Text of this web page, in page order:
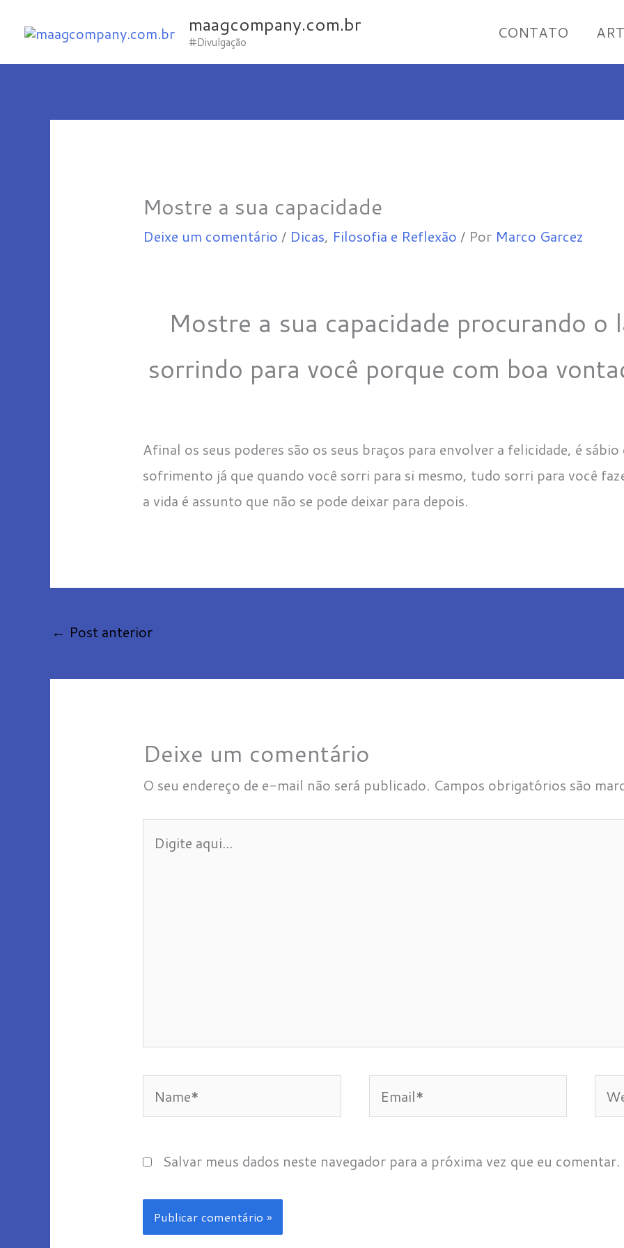
para
o
maagcompany.com.br
#Divulgação
CONTATO
Mostre a sua capacidade
Deixe um comentário / Dicas, Filosofia e Reflexão / Por Marco Garcez
Mostre a sua capacidade procurando o
sorrindo para você porque com boa
Afinal os seus poderes são os seus braços para envolver a felicidade, é
sofrimento já que quando você sorri para si mesmo, tudo sorri para você
a vida é assunto que não se pode deixar para depois.
← Post anterior
Deixe um comentário
O seu endereço de e-mail não será publicado. Campos obrigatórios são
aqui...
Name* Email*
Salvar meus dados neste navegador para a próxima vez que eu comentar.